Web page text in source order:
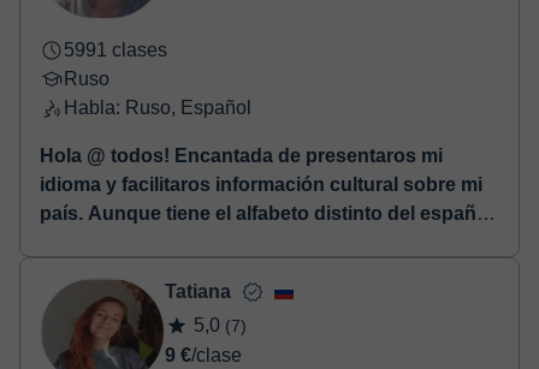
5991 clases
Ruso
Habla: Ruso, Español
Hola @ todos! Encantada de presentaros mi
idioma y facilitaros información cultural sobre mi
país. Aunque tiene el alfabeto distinto del español,
de construir las frases. Dispongo de todo el
material didáctico necesario para las clases.
¡Mucha suerte! ⏤ ¿Empiezas o amplías tus
Tatiana
5,0 (7)
9 €/clase